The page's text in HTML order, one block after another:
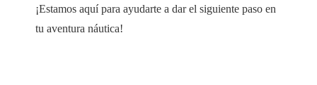
¡Estamos aquí para ayudarte a dar el siguiente paso en
tu aventura náutica!